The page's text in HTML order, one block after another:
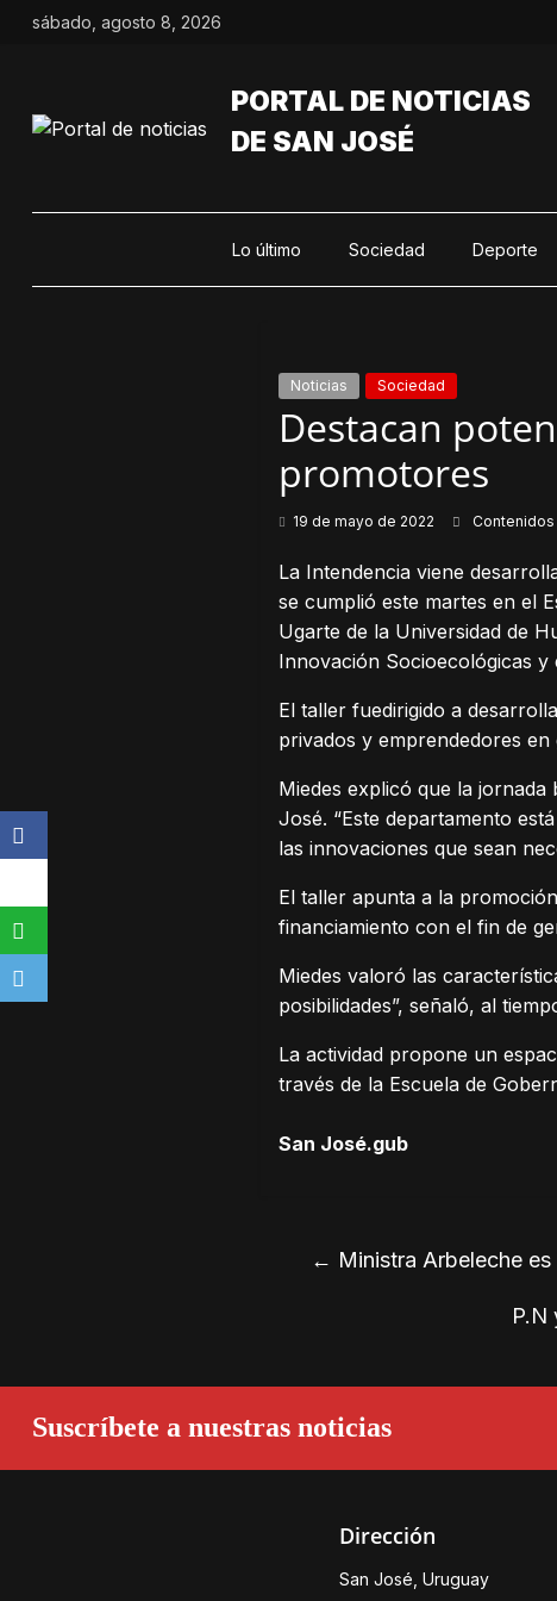
Saltarsábado, agosto 8, 2026
PORTAL DE NOTICIAS
DE SAN JOSÉ
Lo último Sociedad Deporte
Noticias Sociedad
Destacan
promotores
19 de mayo de 2022 Contenidos
La Intendencia viene
se cumplió este martes en el
Ugarte de la Universidad de
Innovación Socioecológicas
El taller fuedirigido a
privados y emprendedores en
Miedes explicó que la
José. “Este departamento
las innovaciones que sean
El taller apunta a la
financiamiento con el fin de
Miedes valoró las
posibilidades”, señaló, al
La actividad propone un
través de la Escuela de
San José.gub
← Ministra Arbeleche
P.N
Suscríbete a nuestras noticias
Dirección
San José, Uruguay